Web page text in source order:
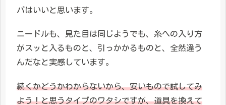
パはいいと思います。
ニードルも、見た目は同じようでも、糸への入り方
がスッと入るものと、引っかかるものと、全然違う
んだなと実感しています。
続くかどうかわからないから、安いもので試してみ
よう！と思うタイプのワタシですが、道具を換えて